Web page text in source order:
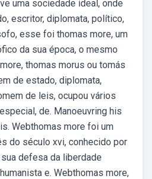
uma sociedade ideal, onde
escritor, diplomata, político,
esse foi thomas more, um
da sua época, o mesmo
thomas morus ou tomás
de estado, diplomata,
de leis, ocupou vários
de. Manoeuvring his
Webthomas more foi um
do século xvi, conhecido por
sua defesa da liberdade
e. Webthomas more,